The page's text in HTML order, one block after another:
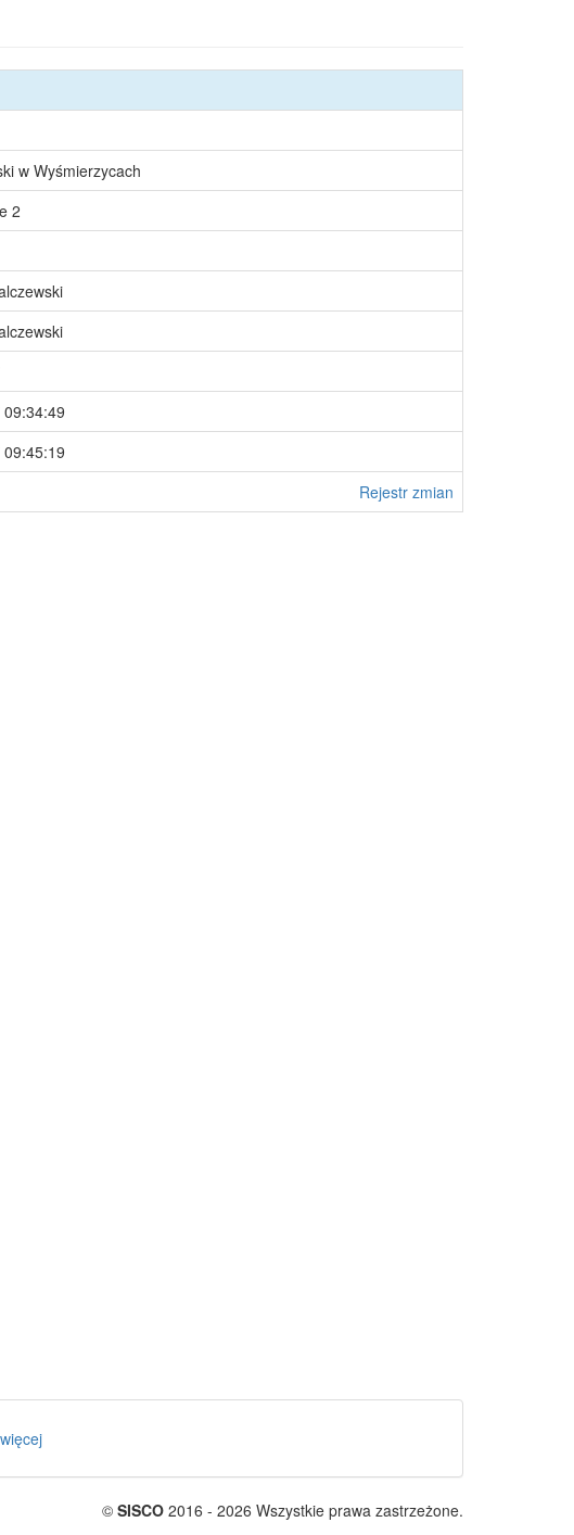
w Wyśmierzycach
2
Rejestr zmian
© SISCO 2016 - 2026 Wszystkie prawa zastrzeżone.